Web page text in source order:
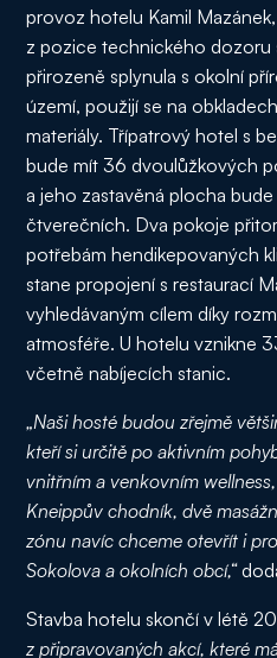
provoz hotelu Kamil
z pozice technického dozoru
přirozeně splynula s okolní
území, použijí se na
materiály. Třípatrový hotel s
bude mít 36 dvoulůžkových
a jeho zastavěná plocha
čtverečních. Dva pokoje
potřebám hendikepovaných
stane propojení s restaurací
vyhledávaným cílem díky
atmosféře. U hotelu vznikne
včetně nabíjecích stanic.
„Naši hosté budou zřejmě
kteří si určitě po aktivním
vnitřním a venkovním
Kneippův chodník, dvě
zónu navíc chceme otevřít i
Sokolova a okolních obcí,“
Stavba hotelu skončí v létě
z připravovaných akcí, které